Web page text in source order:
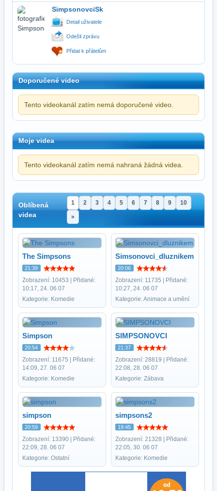
SimpsonovciSk
Detail uživatele
Odešli zprávu
Přidat k přátelům
Doporučené video
Tento videokanál zatím nemá doporučené video.
Moje videa
Tento videokanál zatím nemá nahraná žádná videa.
Oblíbená
videa
1 2 3 4 5 6 7 8 9 10
»
The Simpsons
21:39
Zobrazení: 10453 | Přidané:
10:17, 24. 06 07
Kategorie: Komedie
Simsonovci_dluznikem
20:06
Zobrazení: 11735 | Přidané:
10:27, 24. 06 07
Kategorie: Animace a umění
Simpson
20:54
Zobrazení: 11675 | Přidané:
14:09, 27. 06 07
Kategorie: Komedie
SIMPSONOVCI
21:37
Zobrazení: 28819 | Přidané:
22:08, 28. 06 07
Kategorie: Zábava
simpson
20:59
Zobrazení: 13390 | Přidané:
22:09, 28. 06 07
Kategorie: Ostatní
simpsons2
19:45
Zobrazení: 21328 | Přidané:
22:05, 30. 06 07
Kategorie: Komedie